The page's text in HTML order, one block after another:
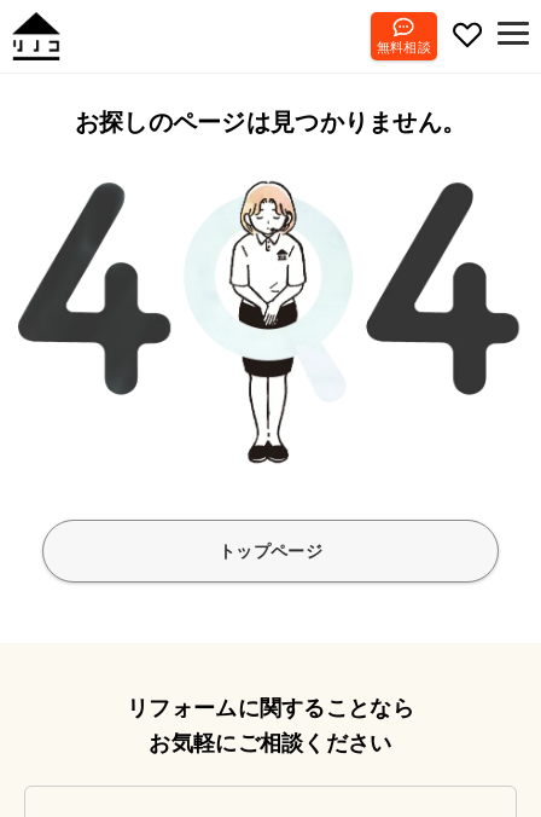
無料相談
お探しのページは見つかりません。
トップページ
リフォームに関することなら
お気軽にご相談ください